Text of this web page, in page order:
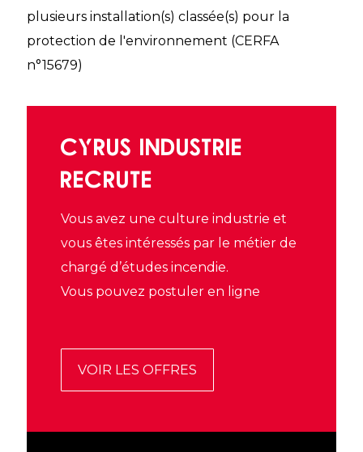
plusieurs installation(s) classée(s) pour la
protection de l'environnement (CERFA
n°15679)
CYRUS INDUSTRIE
RECRUTE
Vous avez une culture industrie et
vous êtes intéressés par le métier de
chargé d’études incendie.
Vous pouvez postuler en ligne
VOIR LES OFFRES